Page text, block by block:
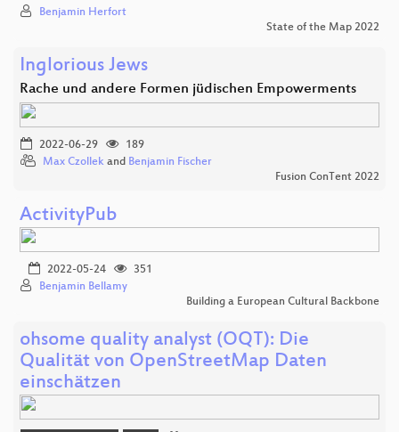
Benjamin Herfort
State of the Map 2022
Inglorious Jews
Rache und andere Formen jüdischen Empowerments
2022-06-29
189
Max Czollek and Benjamin Fischer
Fusion ConTent 2022
ActivityPub
2022-05-24
351
Benjamin Bellamy
Building a European Cultural Backbone
ohsome quality analyst (OQT): Die
Qualität von OpenStreetMap Daten
einschätzen